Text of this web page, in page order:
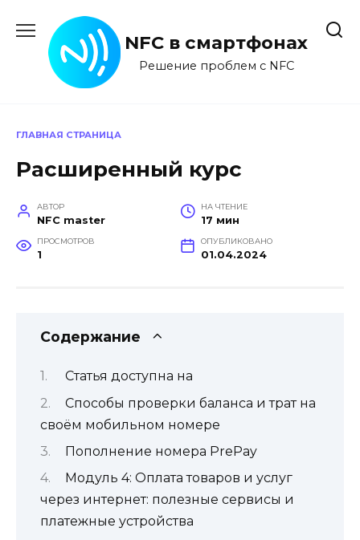
содержанию
NFC в смартфонах
Решение проблем с NFC
ГЛАВНАЯ СТРАНИЦА
Расширенный курс
АВТОР
NFC master
НА ЧТЕНИЕ
17 мин
ПРОСМОТРОВ
1
ОПУБЛИКОВАНО
01.04.2024
Содержание
Статья доступна на
Способы проверки баланса и трат на
своём мобильном номере
Пополнение номера PrePay
Модуль 4: Оплата товаров и услуг
через интернет: полезные сервисы и
платежные устройства